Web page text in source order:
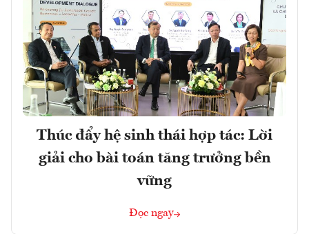
Thúc đẩy hệ sinh thái hợp tác: Lời
giải cho bài toán tăng trưởng bền
vững
Đọc ngay